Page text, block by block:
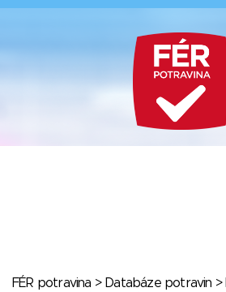
FÉR potravina > Databáze potravin >